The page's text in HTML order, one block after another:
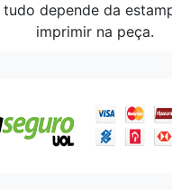
depende da
imprimir na peça.